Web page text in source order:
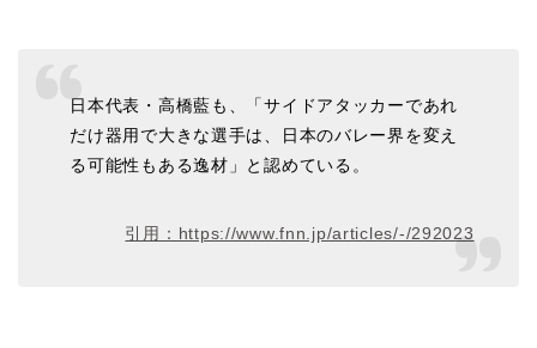
日本代表・高橋藍も、「サイドアタッカーであれ
だけ器用で大きな選手は、日本のバレー界を変え
る可能性もある逸材」と認めている。
引用：https://www.fnn.jp/articles/-/292023